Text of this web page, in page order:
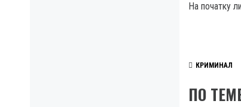
На початку
КРИМИНАЛ
ПО